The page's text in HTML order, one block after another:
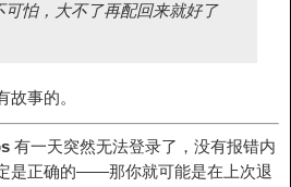
怕，大不了再配回来就好了
故事的。
有一天突然无法登录了，没有报错内
是正确的——那你就可能是在上次退